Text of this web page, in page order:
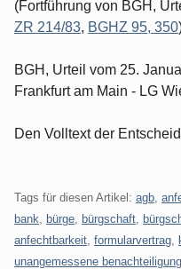
(Fortführung von BGH,
ZR 214/83, BGHZ 95, 350
BGH, Urteil vom 25.
Frankfurt am Main - LG
Den Volltext der
Tags für diesen Artikel: agb
bank
bürge bürgschaft
anfechtbarkeit formularvertrag
unangemessene benachteiligung